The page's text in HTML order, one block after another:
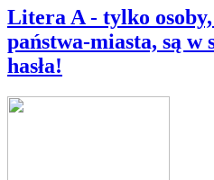
Litera A - tylko
państwa-miasta, są w
hasła!